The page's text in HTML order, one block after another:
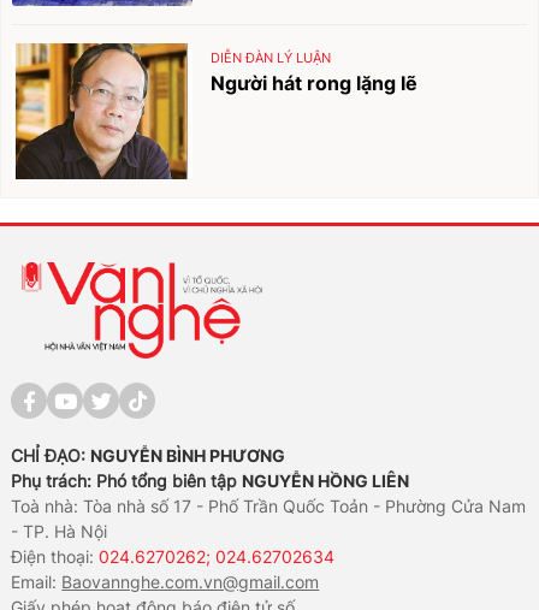
DIỄN ĐÀN LÝ LUẬN
Người hát rong lặng lẽ
CHỈ ĐẠO: NGUYỄN BÌNH PHƯƠNG
Phụ trách: Phó tổng biên tập NGUYỄN HỒNG LIÊN
Toà nhà: Tòa nhà số 17 - Phố Trần Quốc Toản - Phường Cửa Nam
- TP. Hà Nội
Điện thoại:024.6270262; 024.62702634
Email: Baovannghe.com.vn@gmail.com